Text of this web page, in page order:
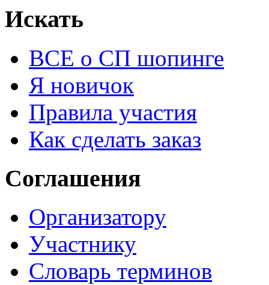
Искать
ВСЕ о СП шопинге
Я новичок
Правила участия
Как сделать заказ
Соглашения
Организатору
Участнику
Словарь терминов